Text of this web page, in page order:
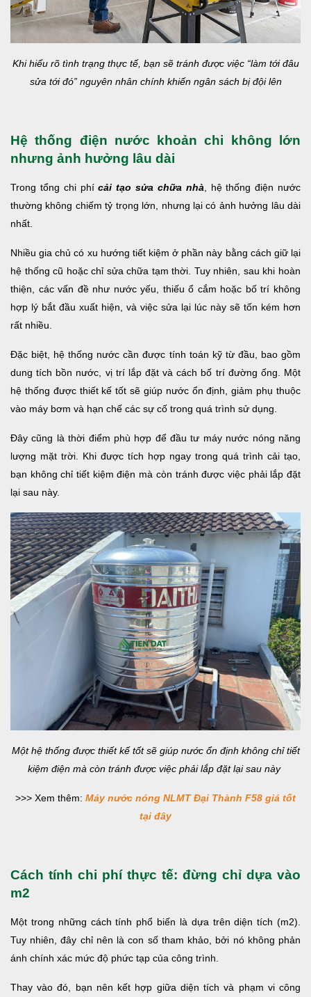
Khi hiểu rõ tình trạng thực tế, bạn sẽ tránh được việc “làm tới đâu
sửa tới đó” nguyên nhân chính khiến ngân sách bị đội lên
Hệ thống điện nước khoản chi không lớn
nhưng ảnh hưởng lâu dài
Trong tổng chi phícải tạo sửa chữa nhà , hệ thống điện nước
thường không chiếm tỷ trọng lớn, nhưng lại có ảnh hưởng lâu dài
nhất.
Nhiều gia chủ có xu hướng tiết kiệm ở phần này bằng cách giữ lại
hệ thống cũ hoặc chỉ sửa chữa tạm thời. Tuy nhiên, sau khi hoàn
thiện, các vấn đề như nước yếu, thiếu ổ cắm hoặc bố trí không
hợp lý bắt đầu xuất hiện, và việc sửa lại lúc này sẽ tốn kém hơn
rất nhiều.
Đặc biệt, hệ thống nước cần được tính toán kỹ từ đầu, bao gồm
dung tích bồn nước, vị trí lắp đặt và cách bố trí đường ống. Một
hệ thống được thiết kế tốt sẽ giúp nước ổn định, giảm phụ thuộc
vào máy bơm và hạn chế các sự cố trong quá trình sử dụng.
Đây cũng là thời điểm phù hợp để đầu tư máy nước nóng năng
lượng mặt trời. Khi được tích hợp ngay trong quá trình cải tạo,
bạn không chỉ tiết kiệm điện mà còn tránh được việc phải lắp đặt
lại sau này.
Một hệ thống được thiết kế tốt sẽ giúp nước ổn định không chỉ tiết
kiệm điện mà còn tránh được việc phải lắp đặt lại sau này
>>> Xem thêm: Máy nước nóng NLMT Đại Thành F58 giá tốt
tại đây
Cách tính chi phí thực tế: đừng chỉ dựa vào
m2
Một trong những cách tính phổ biến là dựa trên diện tích (m2).
Tuy nhiên, đây chỉ nên là con số tham khảo, bởi nó không phản
ánh chính xác mức độ phức tạp của công trình.
Thay vào đó, bạn nên kết hợp giữa diện tích và phạm vi công